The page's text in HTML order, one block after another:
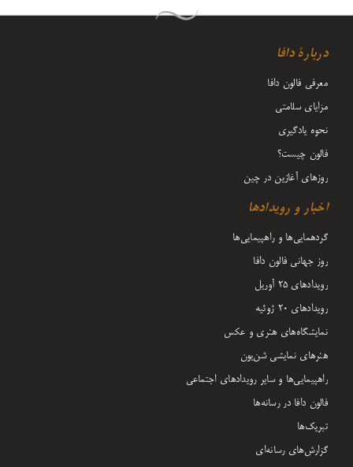
دربارۀ دافا
معرفی فالون دافا
مزایای سلامتی
نحوه یادگیری
فالون چیست؟
روزهای آغازین در چین
اخبار و رویدادها
گردهمایی‌ها و راهپیمایی‌ها
روز جهانی فالون دافا
رویدادهای ۲۵ آوریل
رویدادهای ۲۰ ژوئیه
نمایشگاه‌های هنری و عکس
هنرهای نمایشی شن‌یون
راهپیمایی‌ها و سایر رویدادهای اجتماعی
فالون دافا در رسانه‌ها
تبریک‌ها
گزارش‌های رسانه‌ای